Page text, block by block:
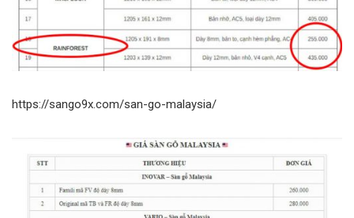
https://sango9x.com/san-go-malaysia/